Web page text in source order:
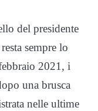
del presidente
sempre lo
2021, i
una brusca
nelle ultime